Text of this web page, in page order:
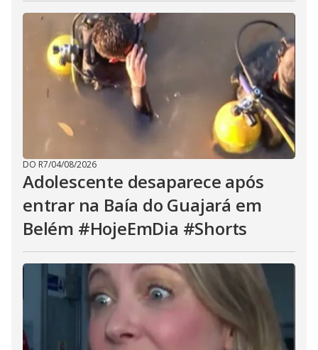
DO R7/04/08/2026
Adolescente desaparece após
entrar na Baía do Guajará em
Belém #HojeEmDia #Shorts